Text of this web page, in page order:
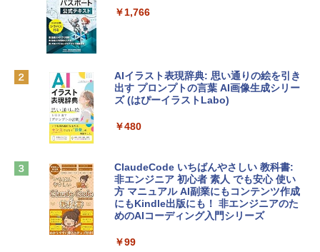
e Intelligenceのために設計、Liquid Ret
￥119,800
ンケース Dell NEC Lavie ASUS HP dyna
￥2,952
Apple 2026 MacBook Air M5チップ搭載
13インチノートブック：AIとApple Intell
スプレイ、16GBユニファイドメモリ、1
インゲームコード】 ロブロックス | オン
Robloxギフトカード - 1000 Robux 【限
定バーチャルアイテムを含む】 【オンラ
ラインコード版
Microsoft Office Home & Business 202
4(最新 永続版)|オンラインコード版|Wind
ows11、10/mac対応|PC2台
￥39,582
￥1,766
AIイラスト表現辞典: 思い通りの絵を引き
出す プロンプトの言葉 AI画像生成シリー
ズ (はぴーイラストLabo)
￥480
ClaudeCode いちばんやさしい 教科書:
非エンジニア 初心者 素人 でも安心 使い
方 マニュアル AI副業にもコンテンツ作成
にもKindle出版にも！ 非エンジニアのた
めのAIコーディング入門シリーズ
￥99